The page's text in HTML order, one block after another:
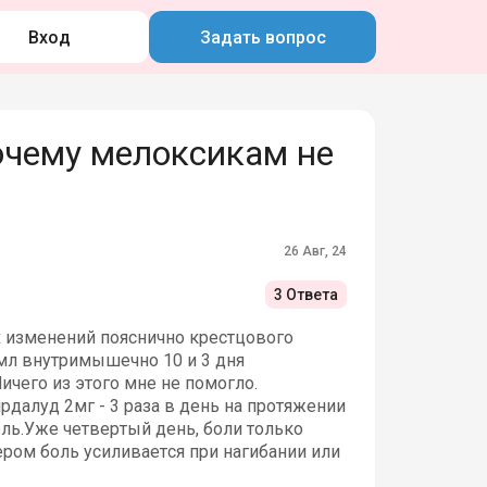
Вход Задать вопрос
мелоксикам не
26 Авг, 24
3 Ответа
пояснично крестцового
внутримышечно 10 и 3 дня
из этого мне не помогло.
2мг - 3 раза в день на протяжении
четвертый день, боли только
боль усиливается при нагибании или